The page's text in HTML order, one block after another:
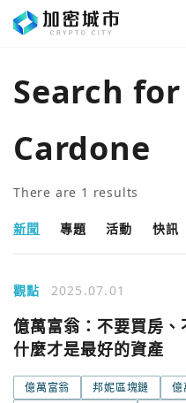
Search for
Cardone
There are 1 results
新聞 專題 活動 快訊
觀點 2025.07.01
億萬富翁：不要買房、
什麼才是最好的資產
億萬富翁 邦妮區塊鏈
億
使用
Google
您已閒置5分鐘，請點擊